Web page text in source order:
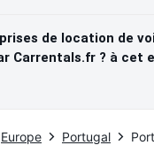
de location de
Carrentals.fr ? à cet
Europe Portugal